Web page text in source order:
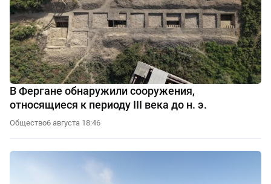
В Фергане обнаружили сооружения,
относящиеся к периоду III века до н. э.
Общество6 августа 18:46